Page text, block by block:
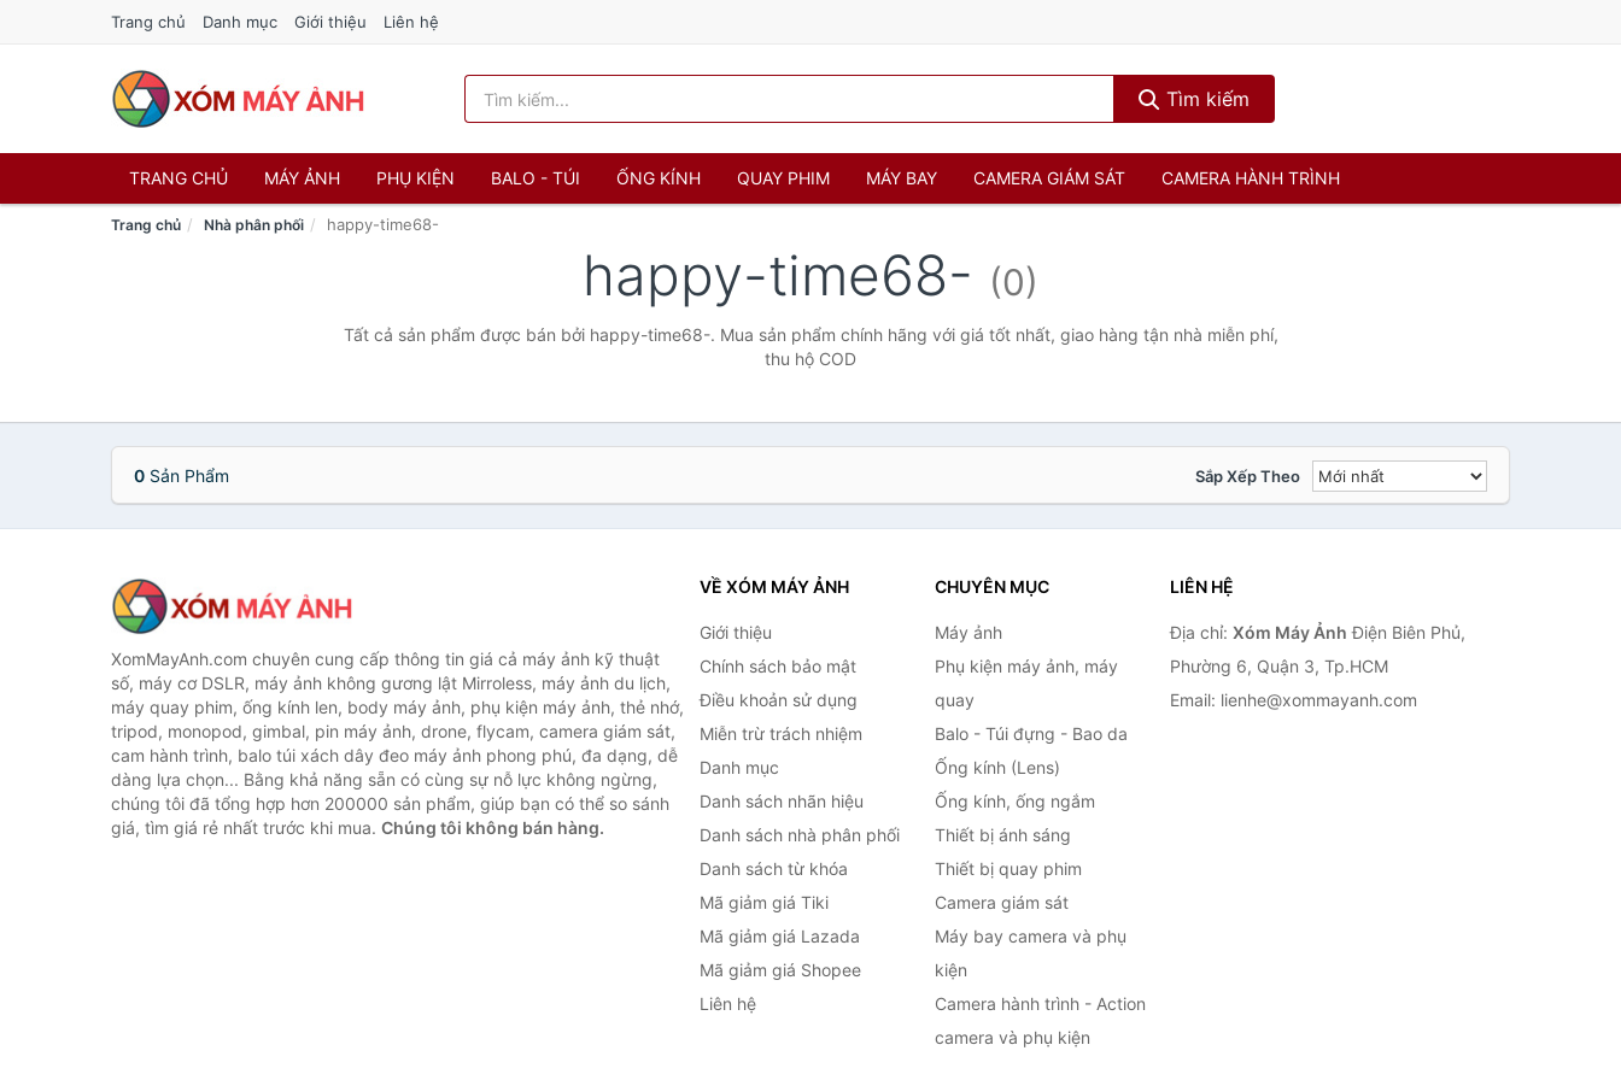
Trang chủ Danh mục Giới thiệu Liên hệ
Tìm kiếm
TRANG CHỦ MÁY ẢNH PHỤ KIỆN BALO - TÚI ỐNG KÍNH QUAY PHIM MÁY BAY CAMERA GIÁM SÁT CAMERA HÀNH TRÌNH
Trang chủ Nhà phân phối happy-time68-
happy-time68- (0)
Tất cả sản phẩm được bán bởi happy-time68-. Mua sản phẩm chính hãng với giá tốt nhất, giao hàng tận nhà miễn phí,
thu hộ COD
0 Sản Phẩm Sắp Xếp Theo
XomMayAnh.com chuyên cung cấp thông tin giá cả máy ảnh kỹ thuật
số, máy cơ DSLR, máy ảnh không gương lật Mirroless, máy ảnh du lịch,
máy quay phim, ống kính len, body máy ảnh, phụ kiện máy ảnh, thẻ nhớ,
tripod, monopod, gimbal, pin máy ảnh, drone, flycam, camera giám sát,
cam hành trình, balo túi xách dây đeo máy ảnh phong phú, đa dạng, dễ
dàng lựa chọn... Bằng khả năng sẵn có cùng sự nỗ lực không ngừng,
chúng tôi đã tổng hợp hơn 200000 sản phẩm, giúp bạn có thể so sánh
giá, tìm giá rẻ nhất trước khi mua. Chúng tôi không bán hàng.
VỀ XÓM MÁY ẢNH
Giới thiệu
Chính sách bảo mật
Điều khoản sử dụng
Miễn trừ trách nhiệm
Danh mục
Danh sách nhãn hiệu
Danh sách nhà phân phối
Danh sách từ khóa
Mã giảm giá Tiki
Mã giảm giá Lazada
Mã giảm giá Shopee
Liên hệ
CHUYÊN MỤC
Máy ảnh
Phụ kiện máy ảnh, máy
quay
Balo - Túi đựng - Bao da
Ống kính (Lens)
Ống kính, ống ngắm
Thiết bị ánh sáng
Thiết bị quay phim
Camera giám sát
Máy bay camera và phụ
kiện
Camera hành trình - Action
camera và phụ kiện
LIÊN HỆ
Địa chỉ: Xóm Máy Ảnh Điện Biên Phủ,
Phường 6, Quận 3, Tp.HCM
Email: lienhe@xommayanh.com